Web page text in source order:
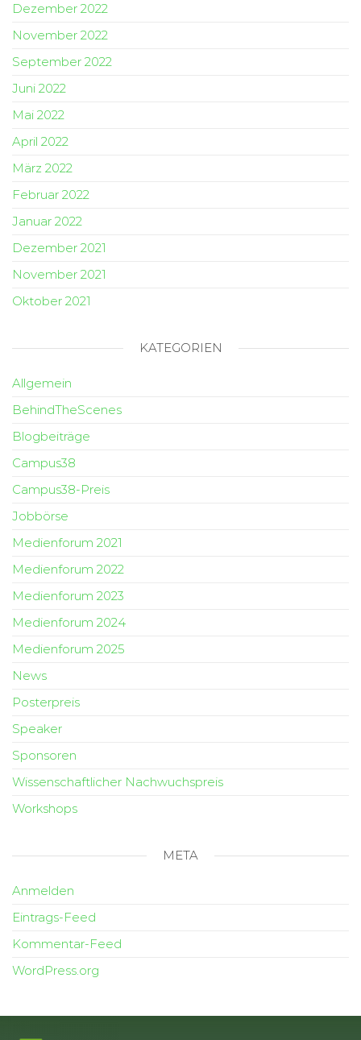
Dezember 2022
November 2022
September 2022
Juni 2022
Mai 2022
April 2022
März 2022
Februar 2022
Januar 2022
Dezember 2021
November 2021
Oktober 2021
KATEGORIEN
Allgemein
BehindTheScenes
Blogbeiträge
Campus38
Campus38-Preis
Jobbörse
Medienforum 2021
Medienforum 2022
Medienforum 2023
Medienforum 2024
Medienforum 2025
News
Posterpreis
Speaker
Sponsoren
Wissenschaftlicher Nachwuchspreis
Workshops
META
Anmelden
Eintrags-Feed
Kommentar-Feed
WordPress.org